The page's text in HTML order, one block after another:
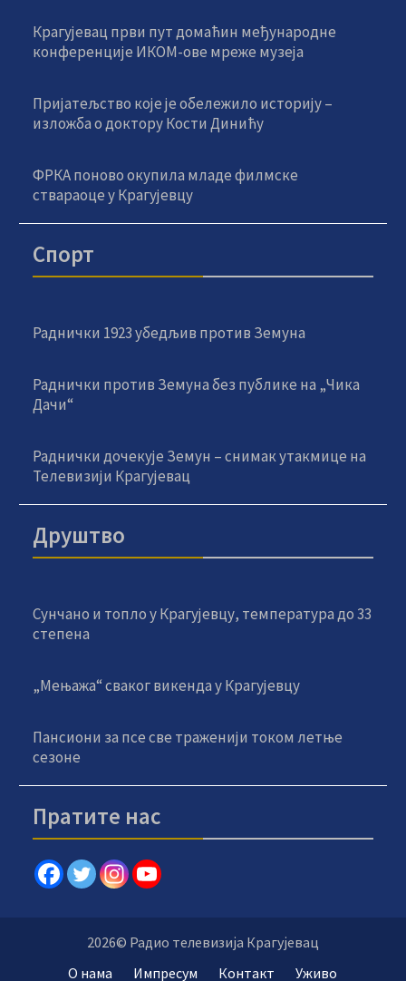
Крагујевац први пут домаћин међународне
конференције ИКОМ-ове мреже музеја
Пријатељство које је обележило историју –
изложба о доктору Кости Динићу
ФРКА поново окупила младе филмске
ствараоце у Крагујевцу
Спорт
Раднички 1923 убедљив против Земуна
Раднички против Земуна без публике на „Чика
Дачи“
Раднички дочекује Земун – снимак утакмице на
Телевизији Крагујевац
Друштво
Сунчано и топло у Крагујевцу, температура до 33
степена
„Мењажа“ сваког викенда у Крагујевцу
Пансиони за псе све траженији током летње
сезоне
Пратите нас
2026© Радио телевизија Крагујевац
О нама
Импресум Контакт Уживо